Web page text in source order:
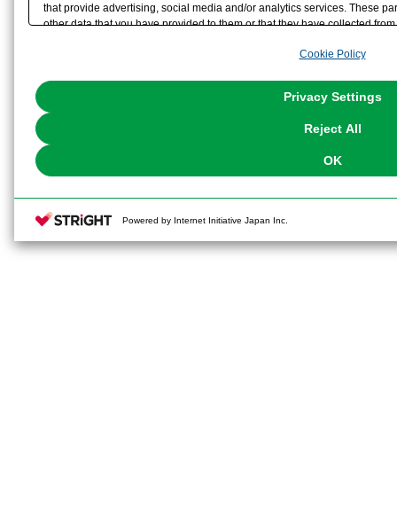
that provide advertising, social media and/or analytics services. These
other data that you have provided to them or that they have collected
the use of all Cookies except for Strictly Necessary Cookies, please
Cookie Policy
Privacy Settings
Reject All
OK
Powered by Internet Initiative Japan Inc.